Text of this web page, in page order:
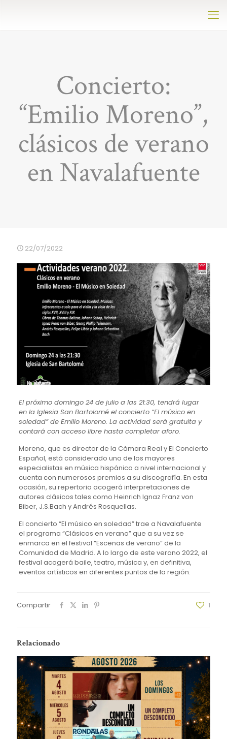
Concierto:
“Emilio Moreno”,
clásicos de verano
en Navalafuente
22/07/2022
El próximo domingo 24 de julio a las 21:30, tendrá lugar
en la Iglesia San Bartolomé el concierto “El músico en
soledad” de Emilio Moreno. La actividad será gratuita y
contará con acceso libre hasta completar aforo.
Moreno, que es director de la Cámara Real y El Concierto
Español, está considerado uno de los mayores
especialistas en música hispánica a nivel internacional y
cuenta con numerosos premios a su discografía. En esta
ocasión, su repertorio acogerá interpretaciones de
autores clásicos tales como Heinrich Ignaz Franz von
Biber, J.S.Bach y Andrés Rosquellas.
El concierto “El músico en soledad” trae a Navalafuente
el programa “Clásicos en verano” que a su vez se
enmarca en el festival “Escenas de verano” de la
Comunidad de Madrid. A lo largo de este verano 2022, el
festival acogerá baile, teatro, música y, en definitiva,
eventos artísticos en diferentes puntos de la región.
Compartir 1
Relacionado